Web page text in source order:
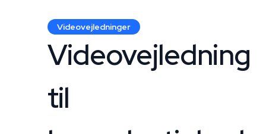
Videovejledninger
Videovejledning
til